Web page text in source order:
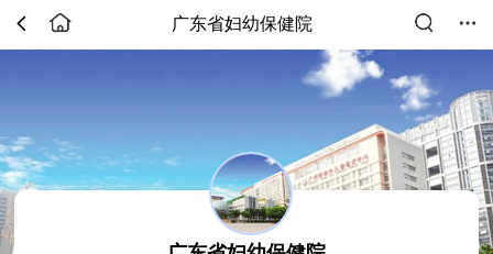
广东省妇幼保健院